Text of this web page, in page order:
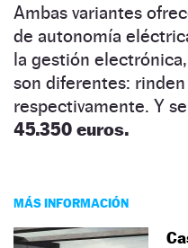
Ambas variantes
de autonomía
la gestión
son diferentes: rinden
respectivamente. Y
45.350 euros.
MÁS INFORMACIÓN